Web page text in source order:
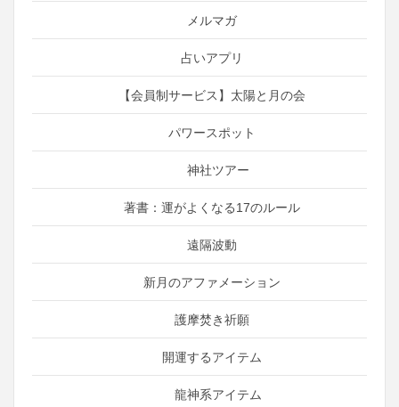
メルマガ
占いアプリ
【会員制サービス】太陽と月の会
パワースポット
神社ツアー
著書：運がよくなる17のルール
遠隔波動
新月のアファメーション
護摩焚き祈願
開運するアイテム
龍神系アイテム